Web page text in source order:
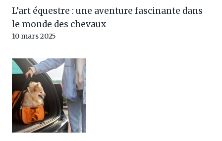
L’art équestre : une aventure fascinante dans
le monde des chevaux
10 mars 2025